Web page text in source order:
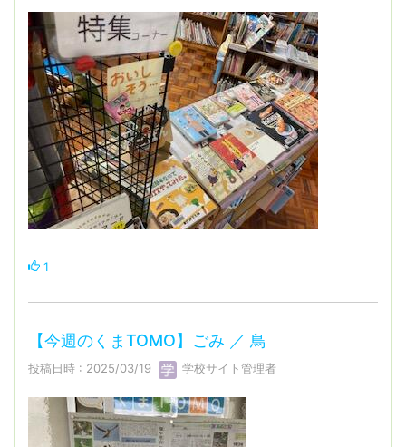
1
【今週のくまTOMO】ごみ ／ 鳥
投稿日時 : 2025/03/19 学校サイト管理者